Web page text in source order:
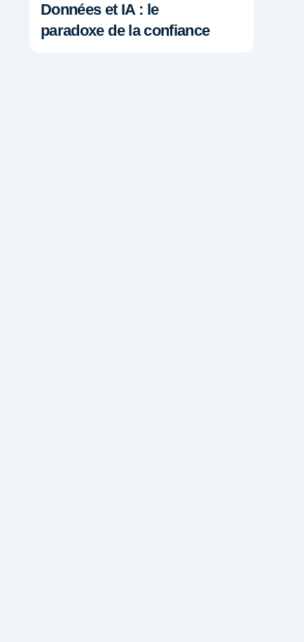
Données et IA : le
paradoxe de la confiance